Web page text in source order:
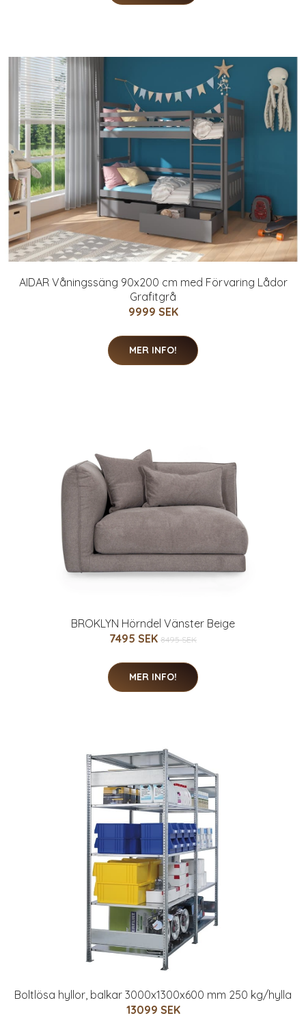
AIDAR Våningssäng 90x200 cm med Förvaring Lådor
Grafitgrå
9999 SEK
MER INFO!
BROKLYN Hörndel Vänster Beige
7495 SEK 8495 SEK
MER INFO!
Boltlösa hyllor, balkar 3000x1300x600 mm 250 kg/hylla
13099 SEK